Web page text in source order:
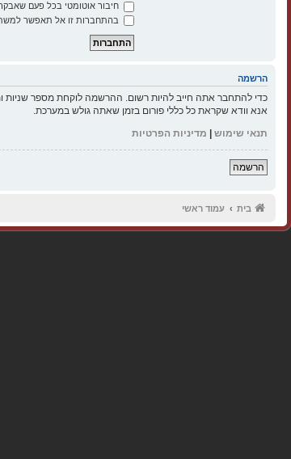
חיבור אוטומטי בכל פעם
בהתחברות זו אל תאפשר
הרשמה
כדי להתחבר אתה חייב להיות רשום. ההרשמה לוקחת מספר שניות
אנא וודא שקראת כל כללי פורום בזמן שאתה גולש במערכת.
תנאי שימוש | מדיניות הפרטיות
הרשמה
בית עמוד ראשי